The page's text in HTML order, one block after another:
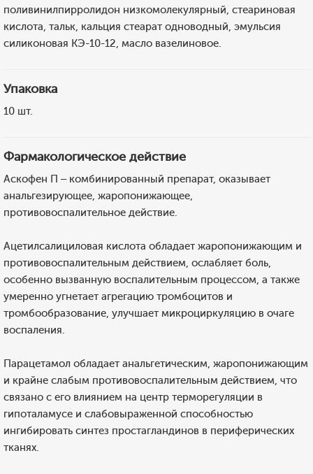
поливинилпирролидон низкомолекулярный, стеариновая
кислота, тальк, кальция стеарат одноводный, эмульсия
силиконовая КЭ-10-12, масло вазелиновое.
Упаковка
10 шт.
Фармакологическое действие
Аскофен П – комбинированный препарат, оказывает
анальгезирующее, жаропонижающее,
противовоспалительное действие.
Ацетилсалициловая кислота обладает жаропонижающим и
противовоспалительным действием, ослабляет боль,
особенно вызванную воспалительным процессом, а также
умеренно угнетает агрегацию тромбоцитов и
тромбообразование, улучшает микроциркуляцию в очаге
воспаления.
Парацетамол обладает анальгетическим, жаропонижающим
и крайне слабым противовоспалительным действием, что
связано с его влиянием на центр терморегуляции в
гипоталамусе и слабовыраженной способностью
ингибировать синтез простагландинов в периферических
тканях.